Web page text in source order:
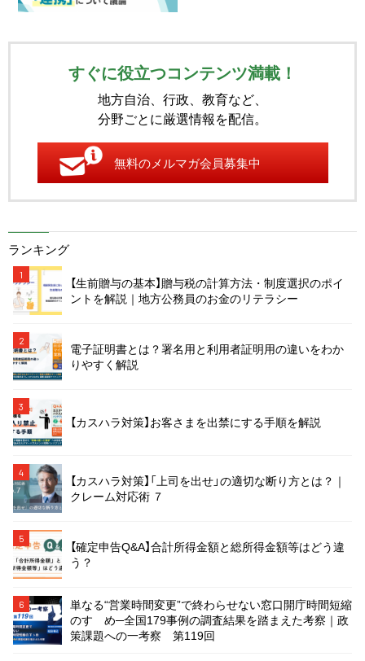
すぐに役立つコンテンツ満載！
地方自治、行政、教育など、
分野ごとに厳選情報を配信。
無料のメルマガ会員募集中
ランキング
1
【生前贈与の基本】贈与税の計算方法・制度選択のポイ
ントを解説｜地方公務員のお金のリテラシー
2
電子証明書とは？署名用と利用者証明用の違いをわか
りやすく解説
3
【カスハラ対策】お客さまを出禁にする手順を解説
4
【カスハラ対策】「上司を出せ」の適切な断り方とは？｜
クレーム対応術 ７
5
【確定申告Q&A】合計所得金額と総所得金額等はどう違
う？
6
単なる“営業時間変更”で終わらせない窓口開庁時間短縮
のすゝめ─全国179事例の調査結果を踏まえた考察｜政
策課題への一考察 第119回